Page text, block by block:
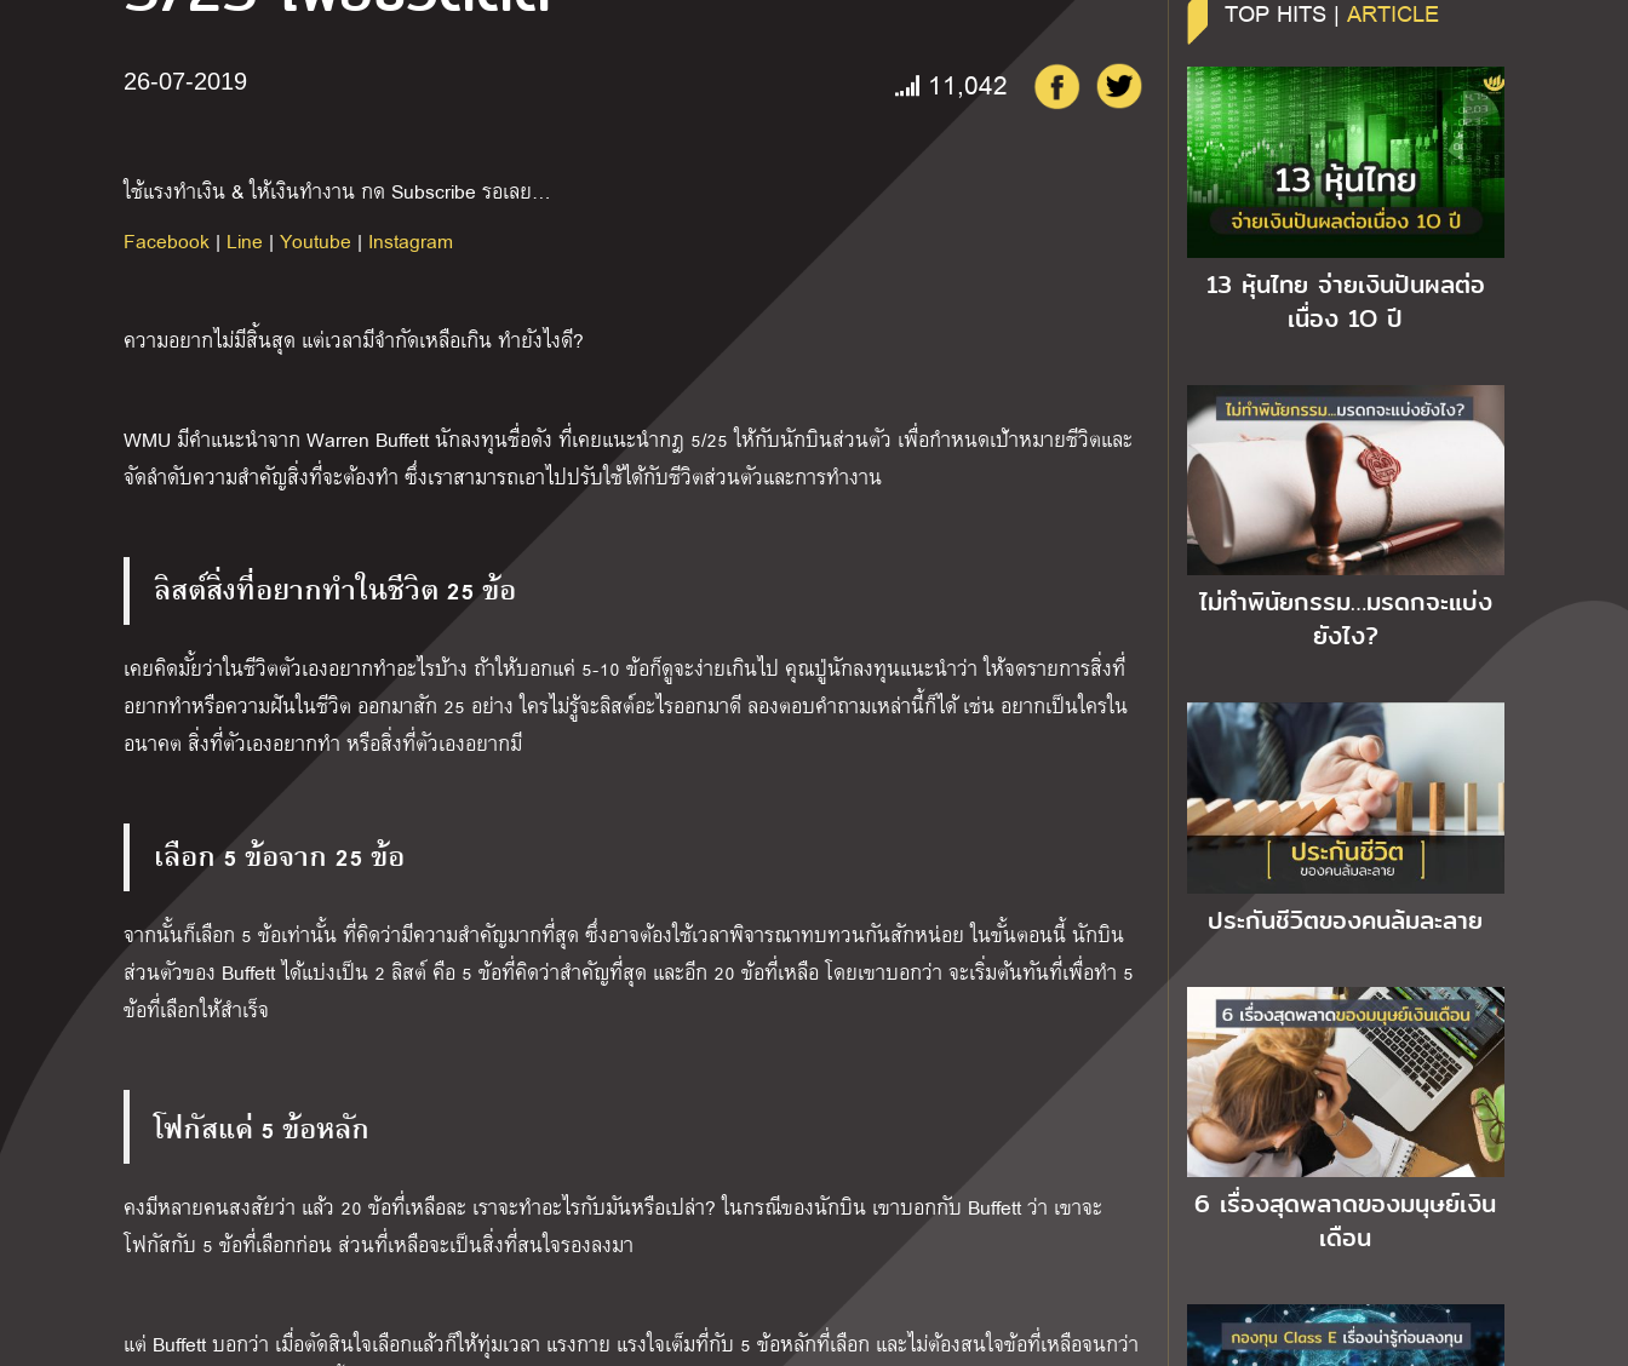
26-07-2019 11,042
ใช้แรงทำเงิน & ให้เงินทำงาน กด Subscribe รอเลย…
Facebook | Line | Youtube | Instagram
ความอยากไม่มีสิ้นสุด แต่เวลามีจำกัดเหลือเกิน ทำยังไงดี?
WMU มีคำแนะนำจาก Warren Buffett นักลงทุนชื่อดัง ที่เคยแนะนำกฎ 5/25 ให้กับนักบินส่วนตัว เพื่อกำหนดเป้าหมายชีวิตและ
จัดลำดับความสำคัญสิ่งที่จะต้องทำ ซึ่งเราสามารถเอาไปปรับใช้ได้กับชีวิตส่วนตัวและการทำงาน
ลิสต์สิ่งที่อยากทำในชีวิต 25 ข้อ
เคยคิดมั้ยว่าในชีวิตตัวเองอยากทำอะไรบ้าง ถ้าให้บอกแค่ 5-10 ข้อก็ดูจะง่ายเกินไป คุณปู่นักลงทุนแนะนำว่า ให้จดรายการสิ่งที่
อยากทำหรือความฝันในชีวิต ออกมาสัก 25 อย่าง ใครไม่รู้จะลิสต์อะไรออกมาดี ลองตอบคำถามเหล่านี้ก็ได้ เช่น อยากเป็นใครใน
อนาคต สิ่งที่ตัวเองอยากทำ หรือสิ่งที่ตัวเองอยากมี
เลือก 5 ข้อจาก 25 ข้อ
จากนั้นก็เลือก 5 ข้อเท่านั้น ที่คิดว่ามีความสำคัญมากที่สุด ซึ่งอาจต้องใช้เวลาพิจารณาทบทวนกันสักหน่อย ในขั้นตอนนี้ นักบิน
ส่วนตัวของ Buffett ได้แบ่งเป็น 2 ลิสต์ คือ 5 ข้อที่คิดว่าสำคัญที่สุด และอีก 20 ข้อที่เหลือ โดยเขาบอกว่า จะเริ่มต้นทันที่เพื่อทำ 5
ข้อที่เลือกให้สำเร็จ
โฟกัสแค่ 5 ข้อหลัก
คงมีหลายคนสงสัยว่า แล้ว 20 ข้อที่เหลือละ เราจะทำอะไรกับมันหรือเปล่า? ในกรณีของนักบิน เขาบอกกับ Buffett ว่า เขาจะ
โฟกัสกับ 5 ข้อที่เลือกก่อน ส่วนที่เหลือจะเป็นสิ่งที่สนใจรองลงมา
แต่ Buffett บอกว่า เมื่อตัดสินใจเลือกแล้วก็ให้ทุ่มเวลา แรงกาย แรงใจเต็มที่กับ 5 ข้อหลักที่เลือก และไม่ต้องสนใจข้อที่เหลือจนกว่า
TOP HITS | ARTICLE
13 หุ้นไทย จ่ายเงินปันผลต่อ
เนื่อง 1O ปี
ไม่ทำพินัยกรรม…มรดกจะแบ่ง
ยังไง?
ประกันชีวิตของคนล้มละลาย
6 เรื่องสุดพลาดของมนุษย์เงิน
เดือน